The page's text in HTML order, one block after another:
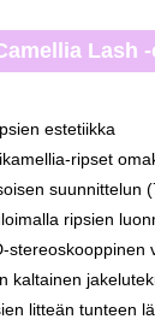
Lash
estetiikka
ripset
suunnittelun
ripsien
stereoskooppinen
kaltainen
litteän tunteen